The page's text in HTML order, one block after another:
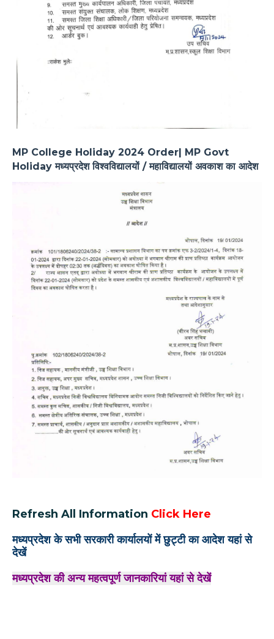
MP College Holiday 2024 Order| MP Govt
Holiday मध्यप्रदेश विश्वविद्यालयों / महाविद्यालयों अवकाश का आदेश
Refresh All Information Click Here
मध्यप्रदेश के सभी सरकारी कार्यालयों में छुट्टी का आदेश यहां से
देखें
मध्यप्रदेश की अन्य महत्वपूर्ण जानकारियां यहां से देखें